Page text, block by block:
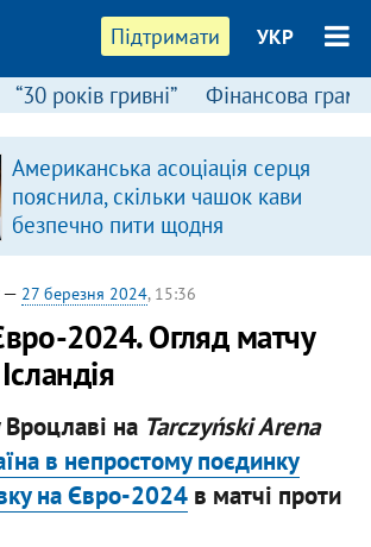
Підтримати УКР
“30 років гривні” Фінансова
Американська асоціація серця
пояснила, скільки чашок кави
безпечно пити щодня
27 березня 2024, 15:36
2024. Огляд матчу
на Tarczyński Arena
в непростому поєдинку
на Євро-2024в матчі проти